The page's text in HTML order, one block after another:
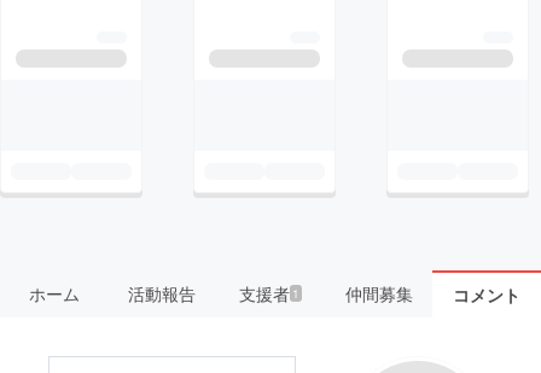
ホーム 活動報告 支援者 1 仲間募集 コメント